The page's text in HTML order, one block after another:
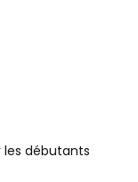
les débutants